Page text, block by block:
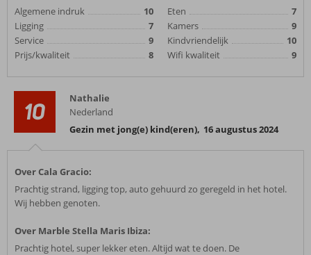
Algemene indruk
10
Ligging
7
Service
9
Prijs/kwaliteit
8
Eten
7
Kamers
9
Kindvriendelijk
10
Wifi kwaliteit
9
10
Nathalie
Nederland
Gezin met jong(e) kind(eren), 16 augustus 2024
Over Cala Gracio:
Prachtig strand, ligging top, auto gehuurd zo geregeld in het hotel.
Wij hebben genoten.
Over Marble Stella Maris Ibiza:
Prachtig hotel, super lekker eten. Altijd wat te doen. De